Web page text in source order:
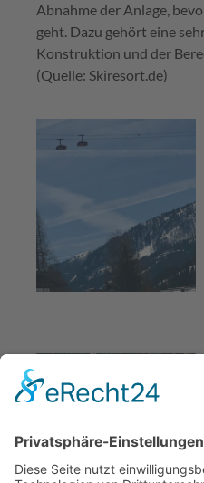
Abnahme der Anlage,
geht. Dazu gehört eine
Konstruktion und der
(Quelle: Skiresort.de)